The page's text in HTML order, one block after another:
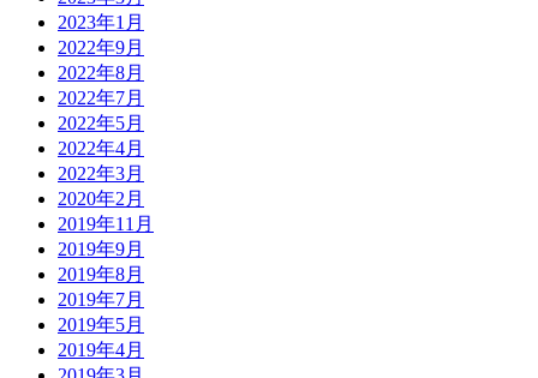
2023年1月
2022年9月
2022年8月
2022年7月
2022年5月
2022年4月
2022年3月
2020年2月
2019年11月
2019年9月
2019年8月
2019年7月
2019年5月
2019年4月